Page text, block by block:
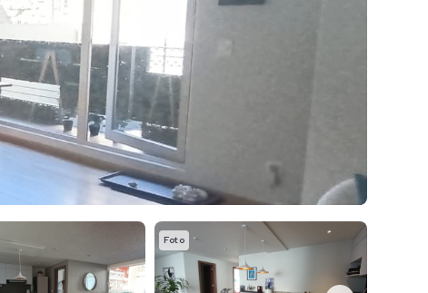
Foto